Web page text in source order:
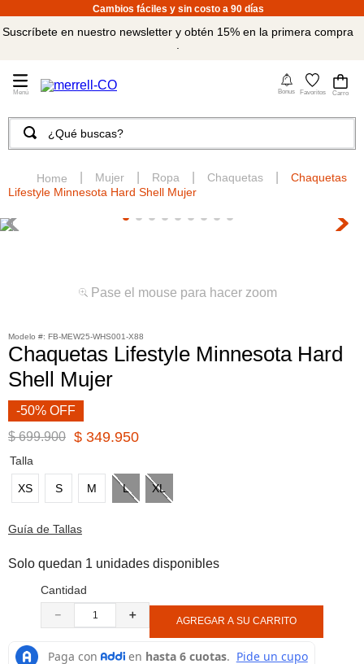
Cambios fáciles y sin costo a 90 días
Suscríbete en nuestro newsletter y obtén 15% en la primera compra
4
Bonus Favoritos
¿Qué buscas?
Mujer Ropa Chaquetas
Chaquetas
Lifestyle Minnesota Hard Shell Mujer
Pase el mouse para hacer zoom
: FB-MEW25-WHS001-X88
Chaquetas Lifestyle Minnesota Hard
Shell Mujer
-50% OFF
$ 699.900 $ 349.950
Talla
L
M
S XL
XS
Guía de Tallas
Solo quedan 1 unidades disponibles
Cantidad
＋
－ AGREGAR A SU CARRITO
TÉRMINOS MÁS BUSCADOS
.
merrell hombre
morrales
7.
sandalias
8.
botas hombre
9.
cachuchas
10. moab 3